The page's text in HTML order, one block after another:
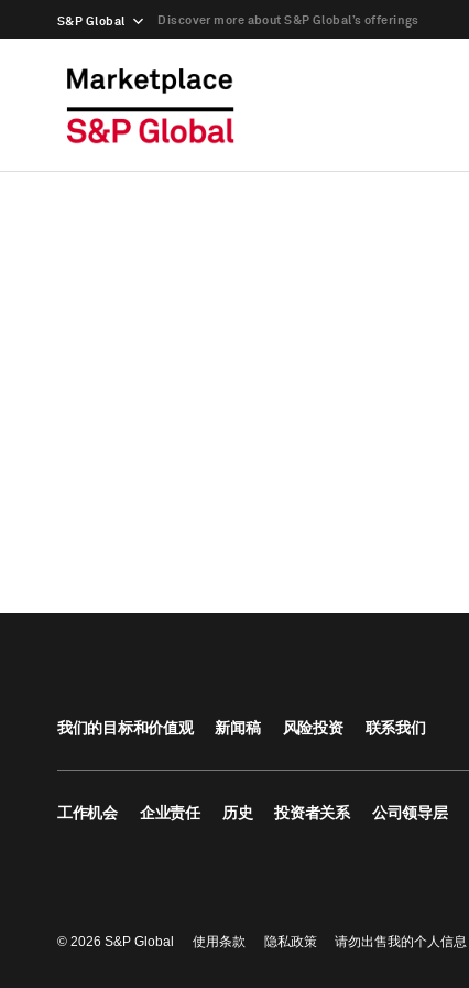
S&P Global Discover more about S&P Global’s offerings
我们的目标和价值观 新闻稿 风险投资 联系我们
工作机会 企业责任 历史 投资者关系 公司领导层
© 2026 S&P Global 使用条款 隐私政策 请勿出售我的个人信息